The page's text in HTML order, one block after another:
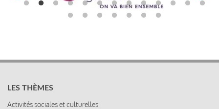
LES THÈMES
Activités sociales et culturelles